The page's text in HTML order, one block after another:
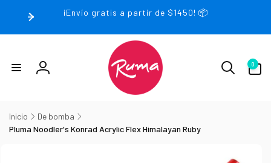
¡Envío gratis a partir de $1450! 📦
Iniciar
0
artículos
Inicio
De bomba
Pluma Noodler's Konrad Acrylic Flex Himalayan Ruby